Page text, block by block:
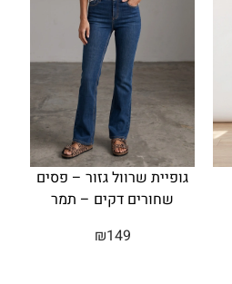
גופיית שרוול גזור – פסים
שחורים דקים – תמר
₪149